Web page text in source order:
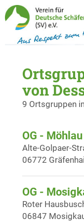
von
9 Ortsgruppen
OG - Möhlau
Alte-Golpaer-
06772
OG -
Roter
06847